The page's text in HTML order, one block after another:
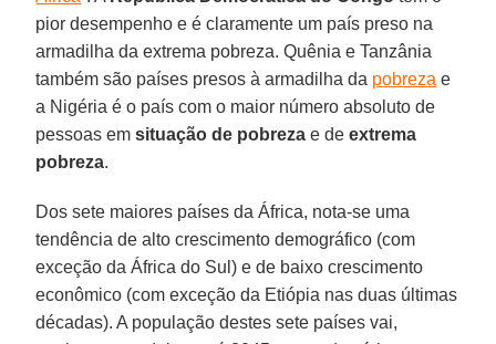
pior desempenho e é claramente um país preso na
armadilha da extrema pobreza. Quênia e Tanzânia
também são países presos à armadilha da pobreza e
a Nigéria é o país com o maior número absoluto de
pessoas emsituação de pobreza e deextrema
pobreza.
Dos sete maiores países da África, nota-se uma
tendência de alto crescimento demográfico (com
exceção da África do Sul) e de baixo crescimento
econômico (com exceção da Etiópia nas duas últimas
décadas). A população destes sete países vai,